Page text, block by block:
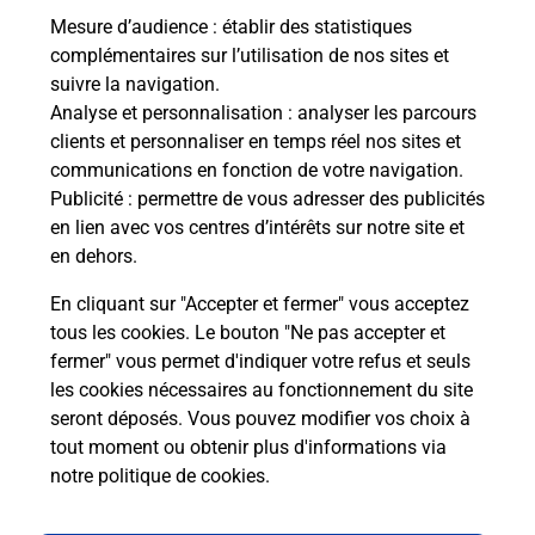
Mesure d’audience : établir des statistiques
complémentaires sur l’utilisation de nos sites et
suivre la navigation.
Analyse et personnalisation : analyser les parcours
clients et personnaliser en temps réel nos sites et
communications en fonction de votre navigation.
Publicité : permettre de vous adresser des publicités
en lien avec vos centres d’intérêts sur notre site et
en dehors.
En cliquant sur "Accepter et fermer" vous acceptez
tous les cookies. Le bouton "Ne pas accepter et
fermer" vous permet d'indiquer votre refus et seuls
les cookies nécessaires au fonctionnement du site
seront déposés. Vous pouvez modifier vos choix à
tout moment ou obtenir plus d'informations via
notre politique de cookies.
Boîte aux lettres La Poste
Prochaine collecte du courriersamedi à 08h15
Route Du Loir
13250
Saint Chamas
Itinéraire
Le lien s'ouvre dans un nouvel onglet
Localiser Liste Boîtes aux lettres
Bouches-du-Rhône
Saint Chamas